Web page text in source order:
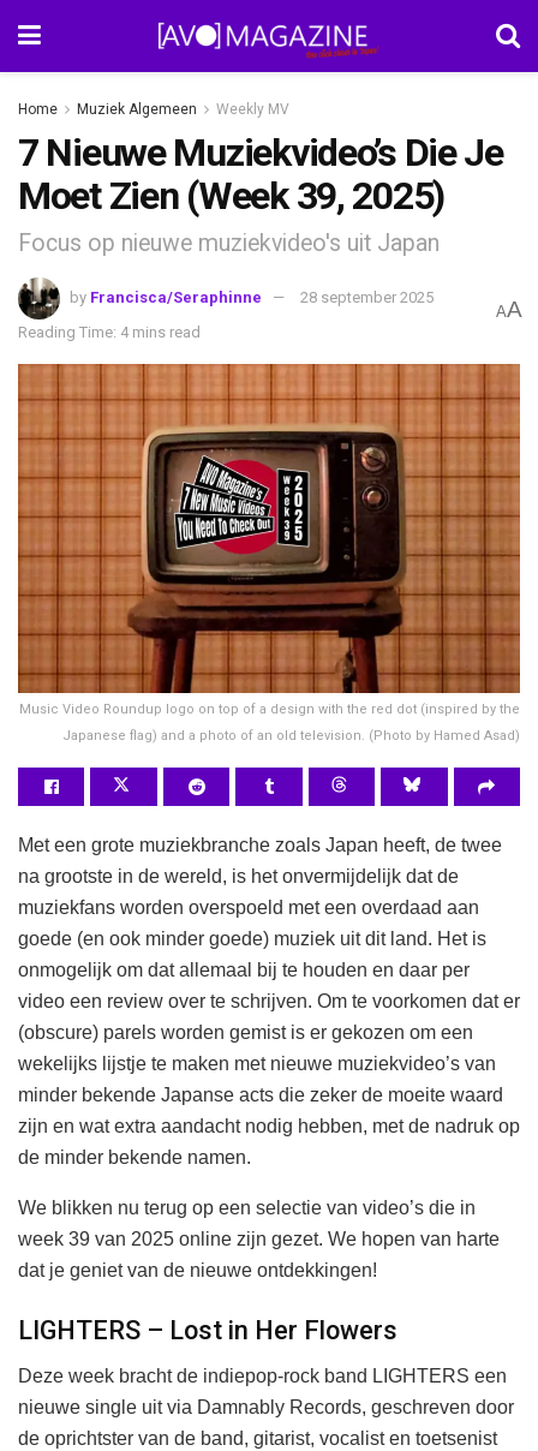
Home Muziek Algemeen Weekly MV
7 Nieuwe Muziekvideo’s Die Je
Moet Zien (Week 39, 2025)
Focus op nieuwe muziekvideo's uit Japan
by Francisca/Seraphinne
28 september 2025
Reading Time: 4 mins read
AA
Music Video Roundup logo on top of a design with the red dot (inspired by the
Japanese flag) and a photo of an old television. (Photo by Hamed Asad)
Met een grote muziekbranche zoals Japan heeft, de twee
na grootste in de wereld, is het onvermijdelijk dat de
muziekfans worden overspoeld met een overdaad aan
goede (en ook minder goede) muziek uit dit land. Het is
onmogelijk om dat allemaal bij te houden en daar per
video een review over te schrijven. Om te voorkomen dat er
(obscure) parels worden gemist is er gekozen om een
wekelijks lijstje te maken met nieuwe muziekvideo’s van
minder bekende Japanse acts die zeker de moeite waard
zijn en wat extra aandacht nodig hebben, met de nadruk op
de minder bekende namen.
We blikken nu terug op een selectie van video’s die in
week 39 van 2025 online zijn gezet. We hopen van harte
dat je geniet van de nieuwe ontdekkingen!
LIGHTERS – Lost in Her Flowers
Deze week bracht de indiepop-rock band LIGHTERS een
nieuwe single uit via Damnably Records, geschreven door
de oprichtster van de band, gitarist, vocalist en toetsenist